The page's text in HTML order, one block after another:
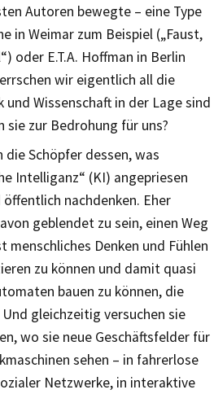
Autoren bewegte – eine Type
in Weimar zum Beispiel („Faust,
oder E.T.A. Hoffman in Berlin
wir eigentlich all die
und Wissenschaft in der Lage sind
sie zur Bedrohung für uns?
die Schöpfer dessen, was
Intelliganz“ (KI) angepriesen
nachdenken. Eher
geblendet zu sein, einen Weg
menschliches Denken und Fühlen
zu können und damit quasi
bauen zu können, die
gleichzeitig versuchen sie
wo sie neue Geschäftsfelder für
sehen – in fahrerlose
Netzwerke, in interaktive